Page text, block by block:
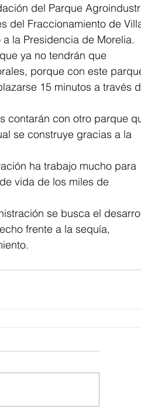
del Parque
del Fraccionamiento de
la Presidencia de Morelia.
ya no tendrán que
porque con este
15 minutos a través
contarán con otro parque
se construye gracias a la
ha trabajo mucho para
vida de los miles de
se busca el
frente a la sequía,